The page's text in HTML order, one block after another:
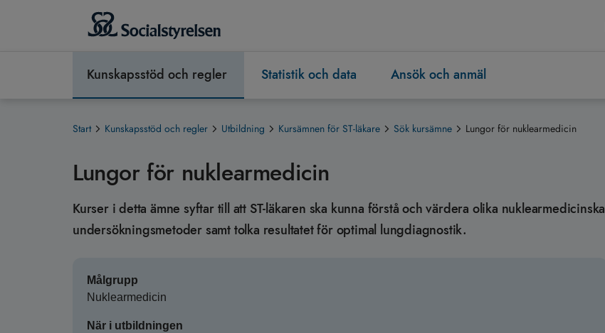
Kunskapsstöd och regler Statistik och data Ansök och anmäl
Start Kunskapsstöd och regler Utbildning Kursämnen för ST-läkare Sök kursämne Lungor för nuklearmedicin
Lungor för nuklearmedicin
Kurser i detta ämne syftar till att ST-läkaren ska kunna förstå och värdera olika nuklearmedicinska
undersökningsmetoder samt tolka resultatet för optimal lungdiagnostik.
Målgrupp
Nuklearmedicin
När i utbildningen